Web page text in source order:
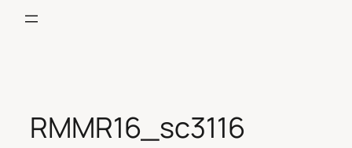
RMMR16_sc3116